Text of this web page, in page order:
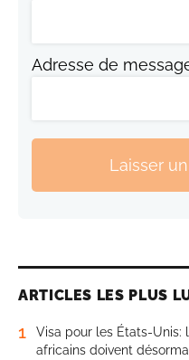
Adresse de
Laisser
ARTICLES LES PLUS
1
Visa pour les États-Unis:
africains doivent